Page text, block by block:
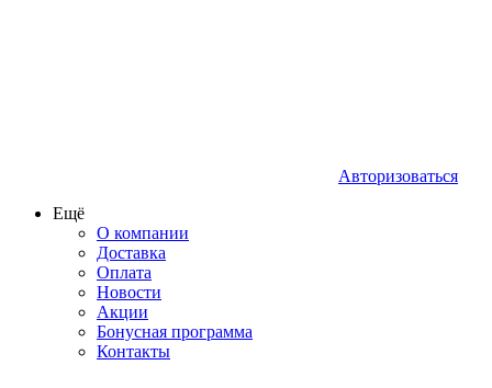
Авторизоваться
Ещё
О компании
Доставка
Оплата
Новости
Акции
Бонусная программа
Контакты